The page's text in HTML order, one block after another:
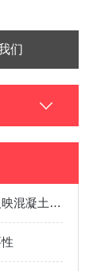
们
详解混凝土流变仪工作原理：为什么它能反映混凝土性能？